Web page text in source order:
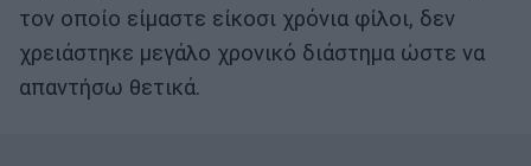
τον οποίο είμαστε είκοσι χρόνια φίλοι, δεν
χρειάστηκε μεγάλο χρονικό διάστημα ώστε να
απαντήσω θετικά.